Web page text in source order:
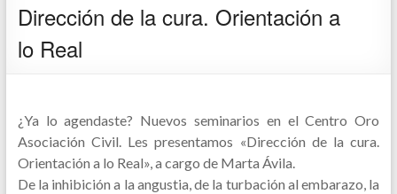
Dirección de la cura. Orientación a
lo Real
¿Ya lo agendaste? Nuevos seminarios en el Centro Oro
Asociación Civil. Les presentamos «Dirección de la cura.
Orientación a lo Real», a cargo de Marta Ávila.
De la inhibición a la angustia, de la turbación al embarazo, la